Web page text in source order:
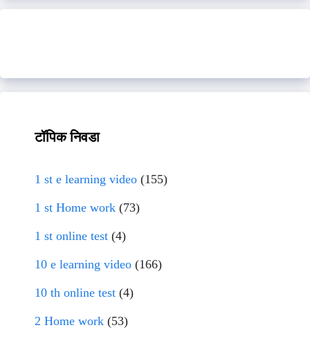
टॉपिक निवडा
1 st e learning video (155)
1 st Home work (73)
1 st online test (4)
10 e learning video (166)
10 th online test (4)
2 Home work (53)